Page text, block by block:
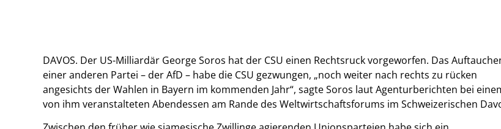
DAVOS. Der US-Milliardär George Soros hat der CSU einen Rechtsruck vorgeworfen. Das
einer anderen Partei – der AfD – habe die CSU gezwungen, „noch weiter nach rechts zu rücken
angesichts der Wahlen in Bayern im kommenden Jahr“, sagte Soros laut Agenturberichten bei
von ihm veranstalteten Abendessen am Rande des Weltwirtschaftsforums im Schweizerischen